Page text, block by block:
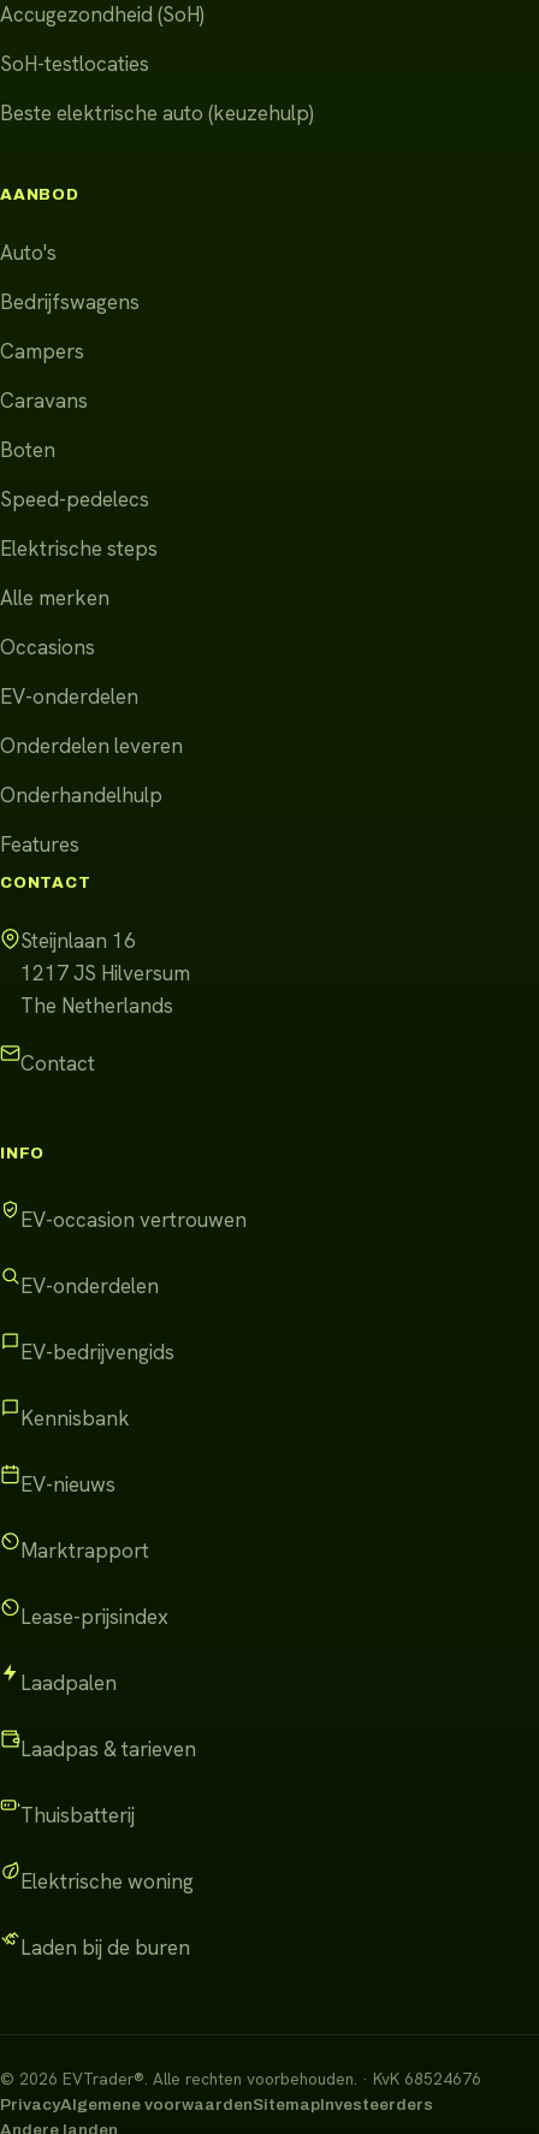
Accugezondheid (SoH)
SoH-testlocaties
Beste elektrische auto (keuzehulp)
AANBOD
Auto's
Bedrijfswagens
Campers
Caravans
Boten
Speed-pedelecs
Elektrische steps
Alle merken
Occasions
EV-onderdelen
Onderdelen leveren
Onderhandelhulp
Features
CONTACT
Steijnlaan 16
1217 JS Hilversum
The Netherlands
Contact
INFO
EV-occasion vertrouwen
EV-onderdelen
EV-bedrijvengids
Kennisbank
EV-nieuws
Marktrapport
Lease-prijsindex
Laadpalen
Laadpas & tarieven
Thuisbatterij
Elektrische woning
Laden bij de buren
© 2026 EVTrader®. Alle rechten voorbehouden. · KvK 68524676
PrivacyAlgemene voorwaardenSitemapInvesteerders
Andere landen